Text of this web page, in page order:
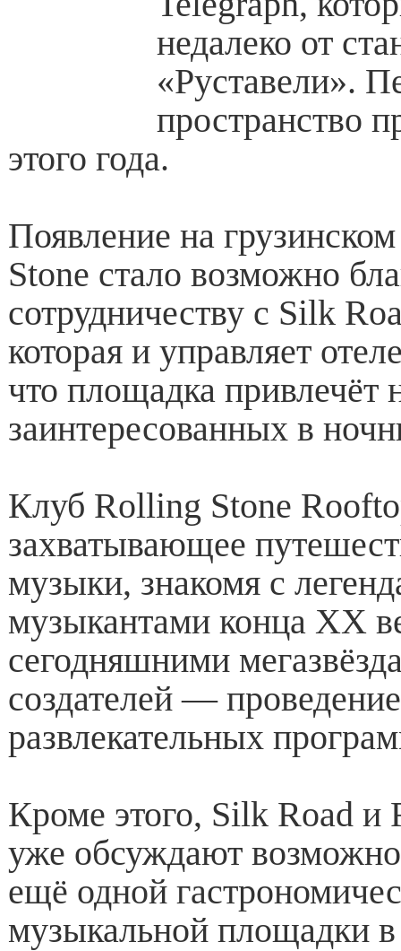
недалеко от
«Руставели».
пространство
этого года.
Появление на
Stone стало возможно
сотрудничеству с Silk
которая и управляет
что площадка привлечёт
заинтересованных в
Клуб Rolling Stone
захватывающее
музыки, знакомя с
музыкантами конца XX
сегодняшними
создателей —
развлекательных
Кроме этого, Silk Road и
уже обсуждают
ещё одной
музыкальной площадки